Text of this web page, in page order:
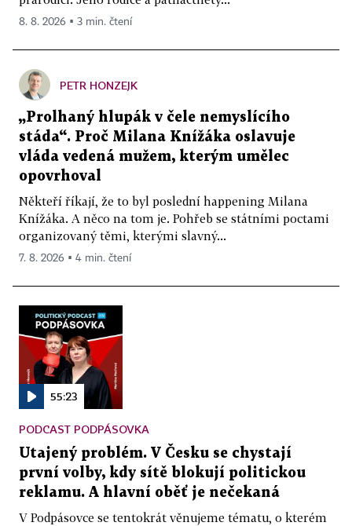
8. 8. 2026 ▪ 3 min. čtení
PETR HONZEJK
„Prolhaný hlupák v čele nemyslícího
stáda“. Proč Milana Knížáka oslavuje
vláda vedená mužem, kterým umělec
opovrhoval
Někteří říkají, že to byl poslední happening Milana
Knížáka. A něco na tom je. Pohřeb se státními poctami
organizovaný těmi, kterými slavný...
7. 8. 2026 ▪ 4 min. čtení
55:23
PODCAST PODPÁSOVKA
Utajený problém. V Česku se chystají
první volby, kdy sítě blokují politickou
reklamu. A hlavní oběť je nečekaná
V Podpásovce se tentokrát věnujeme tématu, o kterém